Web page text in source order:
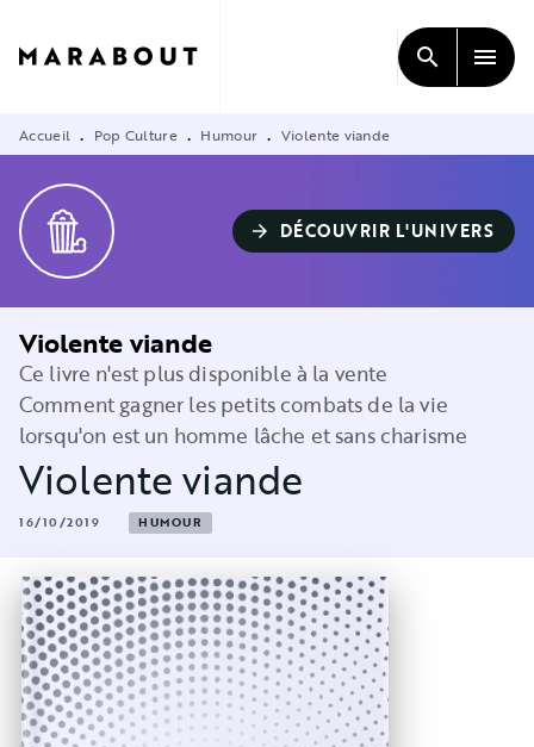
CONTENU
search menu
Accueil • Pop Culture • Humour • Violente viande
arrow_forward DÉCOUVRIR L'UNIVERS
Violente viande
Ce livre n'est plus disponible à la vente
Comment gagner les petits combats de la vie
lorsqu'on est un homme lâche et sans charisme
Violente viande
16/10/2019 HUMOUR